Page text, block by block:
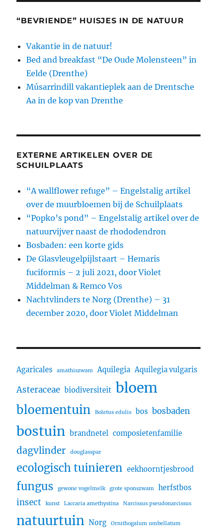
“BEVRIENDE” HUISJES IN DE NATUUR
Vakantie in de natuur!
Bed and breakfast “De Oude Molensteen” in
Eelde (Drenthe)
Músarrindill vakantieplek aan de Drentsche
Aa in de kop van Drenthe
EXTERNE ARTIKELEN OVER DE
SCHUILPLAATS
“A wallflower refuge” – Engelstalig artikel
over de muurbloemen bij de Schuilplaats
“Popko’s pond” – Engelstalig artikel over de
natuurvijver naast de rhododendron
Bosbaden: een korte gids
De Glasvleugelpijlstaart – Hemaris
fuciformis – 2 juli 2021, door Violet
Middelman & Remco Vos
Nachtvlinders te Norg (Drenthe) – 31
december 2020, door Violet Middelman
Agaricales amathiszwam Aquilegia Aquilegia vulgaris
Asteraceae biodiversiteit bloem
bloementuin Boletus edulis bos bosbaden
bostuin brandnetel composietenfamilie
dagvlinder douglasspar
ecologisch tuinieren eekhoorntjesbrood
fungus gewone vogelmelk grote sponszwam herfstbos
insect kunst Laccaria amethystina Narcissus pseudonarcissus
natuurtuin Norg Ornithogalum umbellatum